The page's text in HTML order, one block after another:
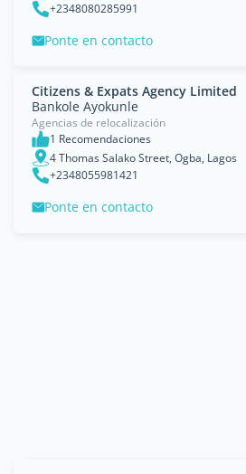
+2348080285991
Ponte en contacto
Citizens & Expats Agency Limited
Bankole Ayokunle
Agencias de relocalización
1 Recomendaciones
4 Thomas Salako Street, Ogba, Lagos
+2348055981421
Ponte en contacto